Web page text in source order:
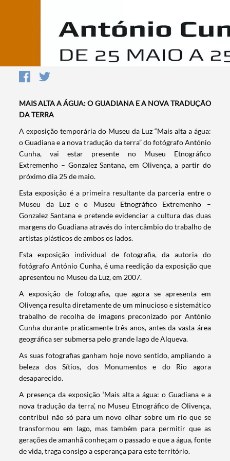
MAIS ALTA A ÁGUA: O GUADIANA E A NOVA TRADUÇÃO
DA TERRA
A exposição temporária do Museu da Luz “Mais alta a água:
o Guadiana e a nova tradução da terra” do fotógrafo António
Cunha, vai estar presente no Museu Etnográfico
Extremenho – Gonzalez Santana, em Olivença, a partir do
próximo dia 25 de maio.
Esta exposição é a primeira resultante da parceria entre o
Museu da Luz e o Museu Etnográfico Extremenho –
Gonzalez Santana e pretende evidenciar a cultura das duas
margens do Guadiana através do intercâmbio do trabalho de
artistas plásticos de ambos os lados.
Esta exposição individual de fotografia, da autoria do
fotógrafo António Cunha, é uma reedição da exposição que
apresentou no Museu da Luz, em 2007.
A exposição de fotografia, que agora se apresenta em
Olivença resulta diretamente de um minucioso e sistemático
trabalho de recolha de imagens preconizado por António
Cunha durante praticamente três anos, antes da vasta área
geográfica ser submersa pelo grande lago de Alqueva.
As suas fotografias ganham hoje novo sentido, ampliando a
beleza dos Sítios, dos Monumentos e do Rio agora
desaparecido.
A presença da exposição ‘Mais alta a água: o Guadiana e a
nova tradução da terra’, no Museu Etnográfico de Olivença,
contribui não só para um novo olhar sobre um rio que se
transformou em lago, mas também para permitir que as
gerações de amanhã conheçam o passado e que a água, fonte
de vida, traga consigo a esperança para este território.